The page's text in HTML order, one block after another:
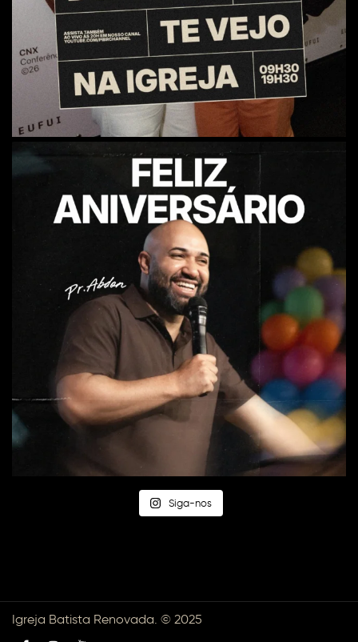
Siga-nos
Igreja Batista Renovada. © 2025